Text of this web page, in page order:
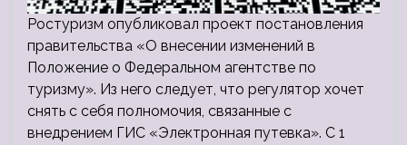
Ростуризм опубликовал проект постановления
правительства «О внесении изменений в
Положение о Федеральном агентстве по
туризму». Из него следует, что регулятор хочет
снять с себя полномочия, связанные с
внедрением ГИС «Электронная путевка». С 1